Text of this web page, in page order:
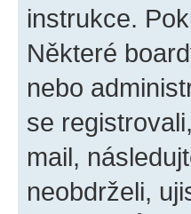
instrukce.
Některé
nebo
se
mail,
neobdrželi,